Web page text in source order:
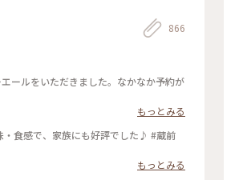
866
ールをいただきました。なかなか予約が
もっとみる
・食感で、家族にも好評でした♪ #蔵前
もっとみる